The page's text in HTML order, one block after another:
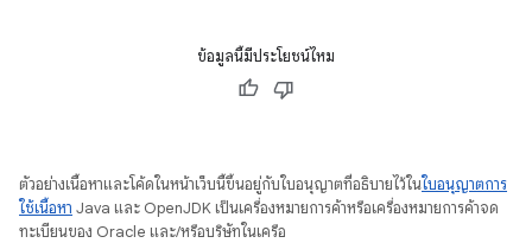
ข้อมูลนี้มีประโยชน์ไหม
ตัวอย่างเนื้อหาและโค้ดในหน้าเว็บนี้ขึ้นอยู่กับใบอนุญาตที่อธิบายไว้ในใบอนุญาตการ
ใช้เนื้อหา Java และ OpenJDK เป็นเครื่องหมายการค้าหรือเครื่องหมายการค้าจด
ทะเบียนของ Oracle และ/หรือบริษัทในเครือ